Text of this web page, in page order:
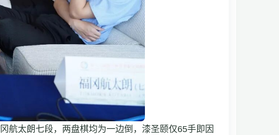
航太朗七段，两盘棋均为一边倒，漆圣颐仅65手即因